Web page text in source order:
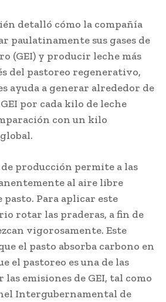
detalló cómo la compañía
paulatinamente sus gases de
(GEI) y producir leche más
del pastoreo regenerativo,
ayuda a generar alrededor de
por cada kilo de leche
con un kilo
producción permite a las
al aire libre
Para aplicar este
rotar las praderas, a fin de
vigorosamente. Este
el pasto absorba carbono en
el pastoreo es una de las
emisiones de GEI, tal como
Intergubernamental de